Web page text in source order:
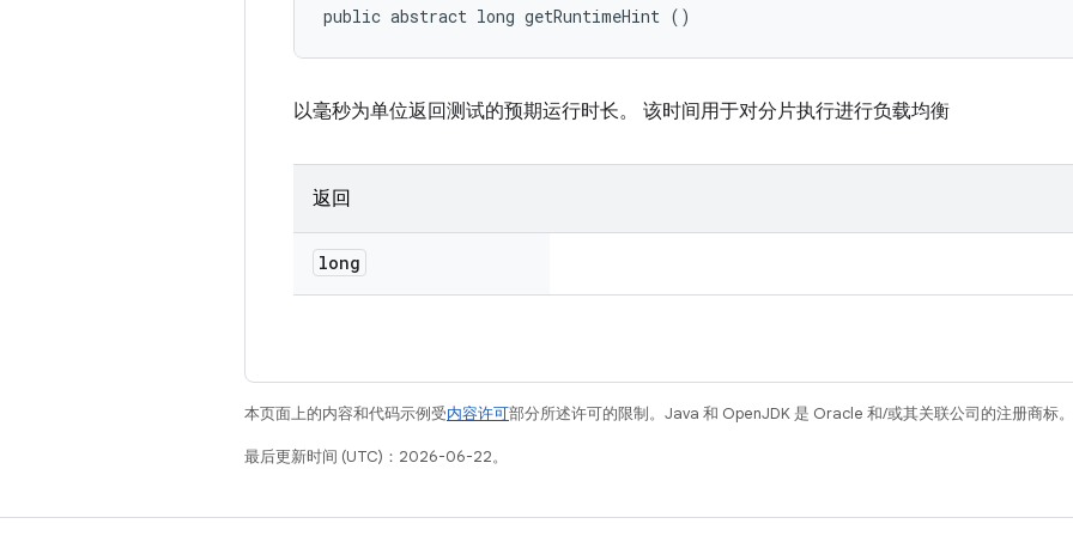
public abstract long getRuntimeHint ()
以毫秒为单位返回测试的预期运行时长。 该时间用于对分片执行进行负载均衡
返回
long
本页面上的内容和代码示例受内容许可部分所述许可的限制。Java 和 OpenJDK 是 Oracle 和/或其关联公司的注册商标。
最后更新时间 (UTC)：2026-06-22。